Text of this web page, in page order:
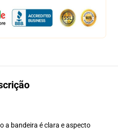
a bandeira é clara e aspecto